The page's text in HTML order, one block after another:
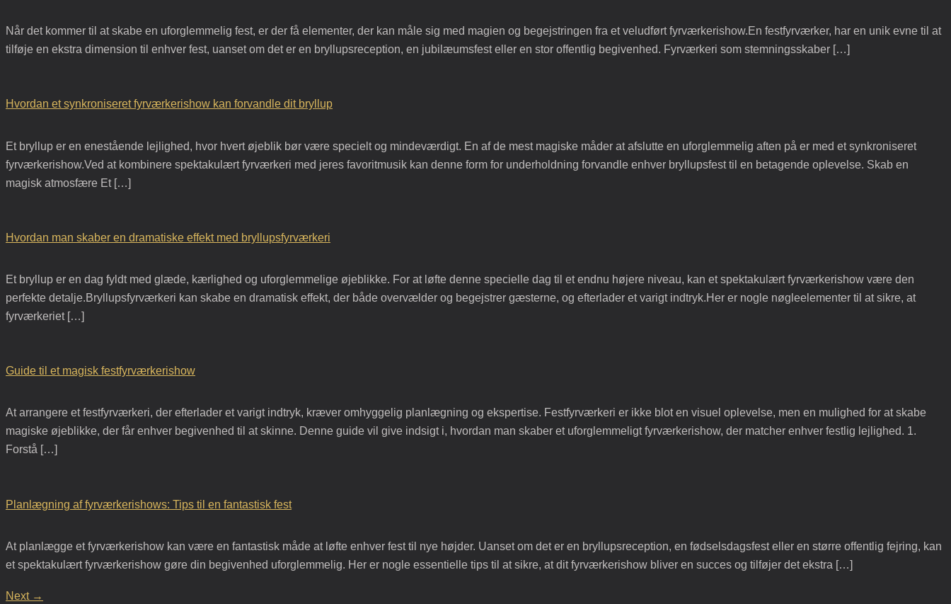
Når det kommer til at skabe en uforglemmelig fest, er der få elementer, der kan måle sig med magien og begejstringen fra et veludført fyrværkerishow.En festfyrværker, har en unik evne til at
tilføje en ekstra dimension til enhver fest, uanset om det er en bryllupsreception, en jubilæumsfest eller en stor offentlig begivenhed. Fyrværkeri som stemningsskaber […]
Hvordan et synkroniseret fyrværkerishow kan forvandle dit bryllup
Et bryllup er en enestående lejlighed, hvor hvert øjeblik bør være specielt og mindeværdigt. En af de mest magiske måder at afslutte en uforglemmelig aften på er med et synkroniseret
fyrværkerishow.Ved at kombinere spektakulært fyrværkeri med jeres favoritmusik kan denne form for underholdning forvandle enhver bryllupsfest til en betagende oplevelse. Skab en
magisk atmosfære Et […]
Hvordan man skaber en dramatiske effekt med bryllupsfyrværkeri
Et bryllup er en dag fyldt med glæde, kærlighed og uforglemmelige øjeblikke. For at løfte denne specielle dag til et endnu højere niveau, kan et spektakulært fyrværkerishow være den
perfekte detalje.Bryllupsfyrværkeri kan skabe en dramatisk effekt, der både overvælder og begejstrer gæsterne, og efterlader et varigt indtryk.Her er nogle nøgleelementer til at sikre, at
fyrværkeriet […]
Guide til et magisk festfyrværkerishow
At arrangere et festfyrværkeri, der efterlader et varigt indtryk, kræver omhyggelig planlægning og ekspertise. Festfyrværkeri er ikke blot en visuel oplevelse, men en mulighed for at skabe
magiske øjeblikke, der får enhver begivenhed til at skinne. Denne guide vil give indsigt i, hvordan man skaber et uforglemmeligt fyrværkerishow, der matcher enhver festlig lejlighed. 1.
Forstå […]
Planlægning af fyrværkerishows: Tips til en fantastisk fest
At planlægge et fyrværkerishow kan være en fantastisk måde at løfte enhver fest til nye højder. Uanset om det er en bryllupsreception, en fødselsdagsfest eller en større offentlig fejring, kan
et spektakulært fyrværkerishow gøre din begivenhed uforglemmelig. Her er nogle essentielle tips til at sikre, at dit fyrværkerishow bliver en succes og tilføjer det ekstra […]
Next →